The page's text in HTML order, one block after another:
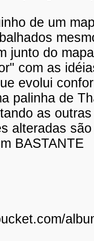
de um
junto do
com as
evolui
palinha de
as
alteradas
BASTANTE